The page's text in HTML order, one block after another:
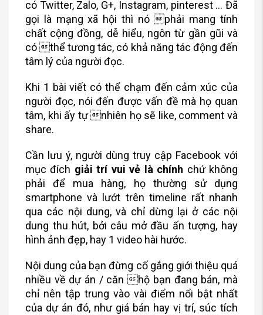
có Twitter, Zalo, G+, Instagram, pinterest … Đã
gọi là mạng xã hội thì nó phải mang tính
chất cộng đồng, dễ hiểu, ngôn từ gần gũi và
có thể tương tác, có khả năng tác động đến
tâm lý của người đọc.
Khi 1 bài viết có thể chạm đến cảm xúc của
người đọc, nói đến được vấn đề mà họ quan
tâm, khi ấy tự nhiên họ sẽ like, comment và
share.
Cần lưu ý, người dùng truy cập Facebook với
mục đích giải trí vui vẻ là chính chứ không
phải để mua hàng, họ thường sử dụng
smartphone và lướt trên timeline rất nhanh
qua các nội dung, và chỉ dừng lại ở các nội
dung thu hút, bởi câu mở đầu ấn tượng, hay
hình ảnh đẹp, hay 1 video hài hước.
Nội dung của bạn đừng cố gắng giới thiệu quá
nhiều về dự án / căn hộ bạn đang bán, mà
chỉ nên tập trung vào vài điểm nổi bật nhất
của dự án đó, như giá bán hay vị trí, súc tích